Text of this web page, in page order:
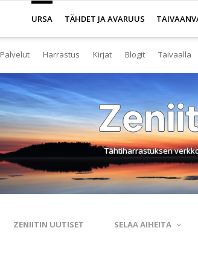
URSA TÄHDET JA AVARUUS
Jäsenyys
Yleistä Ursan palveluista
Toimisto
Kirjasto
Planetaario
Palvelut
Yleistä harrastuksesta
Nuorisotoiminta
Tähtitornit
Harrastusryhmät
Harrastusjulkaisut
Harrastus
Kaukoputkikauppa
Kirjat
Tuoreimmat
Terveisiä
Kraatterin
Blogit Taivaalla
Tähtiharrastuksen
ZENIITIN UUTISET SELAA AIHEITA